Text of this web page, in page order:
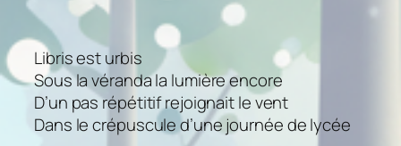
Libris est urbis
Sous la véranda la lumière encore
D’un pas répétitif rejoignait le vent
Dans le crépuscule d’une journée de lycée